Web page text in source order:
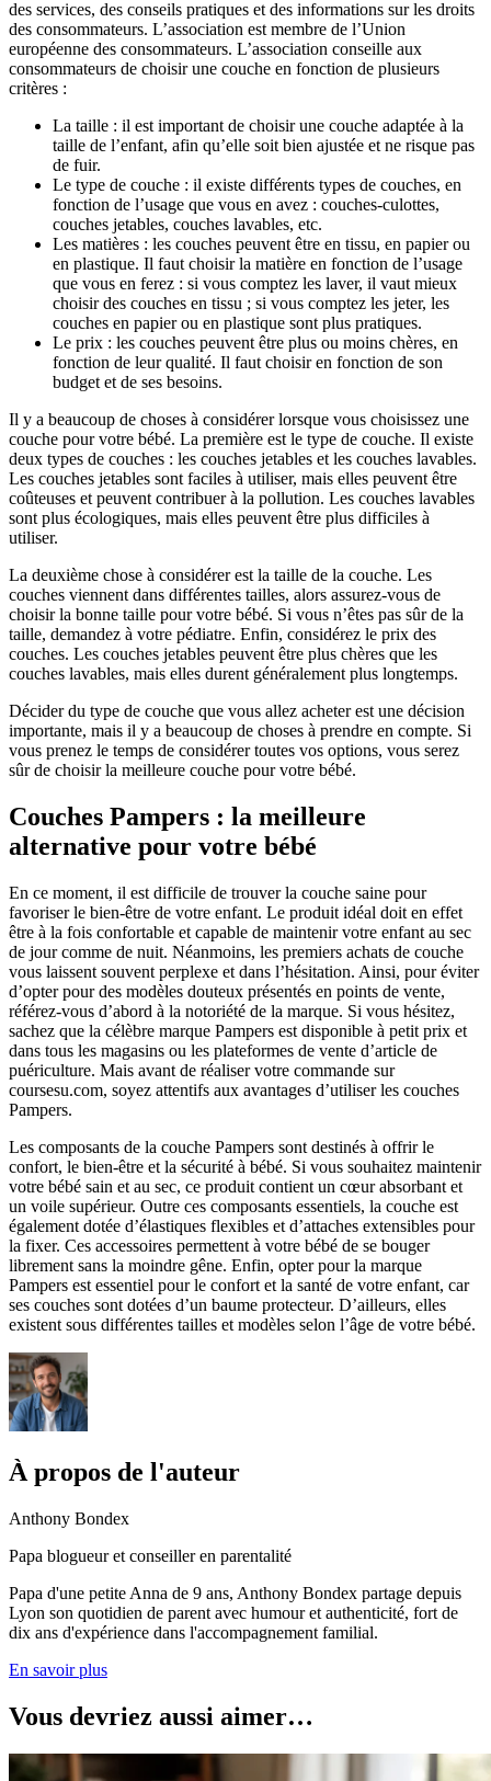
des services, des conseils pratiques et des informations sur les droits
des consommateurs. L’association est membre de l’Union
européenne des consommateurs. L’association conseille aux
consommateurs de choisir une couche en fonction de plusieurs
critères :
La taille : il est important de choisir une couche adaptée à la
taille de l’enfant, afin qu’elle soit bien ajustée et ne risque pas
de fuir.
Le type de couche : il existe différents types de couches, en
fonction de l’usage que vous en avez : couches-culottes,
couches jetables, couches lavables, etc.
Les matières : les couches peuvent être en tissu, en papier ou
en plastique. Il faut choisir la matière en fonction de l’usage
que vous en ferez : si vous comptez les laver, il vaut mieux
choisir des couches en tissu ; si vous comptez les jeter, les
couches en papier ou en plastique sont plus pratiques.
Le prix : les couches peuvent être plus ou moins chères, en
fonction de leur qualité. Il faut choisir en fonction de son
budget et de ses besoins.
Il y a beaucoup de choses à considérer lorsque vous choisissez une
couche pour votre bébé. La première est le type de couche. Il existe
deux types de couches : les couches jetables et les couches lavables.
Les couches jetables sont faciles à utiliser, mais elles peuvent être
coûteuses et peuvent contribuer à la pollution. Les couches lavables
sont plus écologiques, mais elles peuvent être plus difficiles à
utiliser.
La deuxième chose à considérer est la taille de la couche. Les
couches viennent dans différentes tailles, alors assurez-vous de
choisir la bonne taille pour votre bébé. Si vous n’êtes pas sûr de la
taille, demandez à votre pédiatre. Enfin, considérez le prix des
couches. Les couches jetables peuvent être plus chères que les
couches lavables, mais elles durent généralement plus longtemps.
Décider du type de couche que vous allez acheter est une décision
importante, mais il y a beaucoup de choses à prendre en compte. Si
vous prenez le temps de considérer toutes vos options, vous serez
sûr de choisir la meilleure couche pour votre bébé.
Couches Pampers : la meilleure
alternative pour votre bébé
En ce moment, il est difficile de trouver la couche saine pour
favoriser le bien-être de votre enfant. Le produit idéal doit en effet
être à la fois confortable et capable de maintenir votre enfant au sec
de jour comme de nuit. Néanmoins, les premiers achats de couche
vous laissent souvent perplexe et dans l’hésitation. Ainsi, pour éviter
d’opter pour des modèles douteux présentés en points de vente,
référez-vous d’abord à la notoriété de la marque. Si vous hésitez,
sachez que la célèbre marque Pampers est disponible à petit prix et
dans tous les magasins ou les plateformes de vente d’article de
puériculture. Mais avant de réaliser votre commande sur
coursesu.com, soyez attentifs aux avantages d’utiliser les couches
Pampers.
Les composants de la couche Pampers sont destinés à offrir le
confort, le bien-être et la sécurité à bébé. Si vous souhaitez maintenir
votre bébé sain et au sec, ce produit contient un cœur absorbant et
un voile supérieur. Outre ces composants essentiels, la couche est
également dotée d’élastiques flexibles et d’attaches extensibles pour
la fixer. Ces accessoires permettent à votre bébé de se bouger
librement sans la moindre gêne. Enfin, opter pour la marque
Pampers est essentiel pour le confort et la santé de votre enfant, car
ses couches sont dotées d’un baume protecteur. D’ailleurs, elles
existent sous différentes tailles et modèles selon l’âge de votre bébé.
À propos de l'auteur
Anthony Bondex
Papa blogueur et conseiller en parentalité
Papa d'une petite Anna de 9 ans, Anthony Bondex partage depuis
Lyon son quotidien de parent avec humour et authenticité, fort de
dix ans d'expérience dans l'accompagnement familial.
En savoir plus
Vous devriez aussi aimer…